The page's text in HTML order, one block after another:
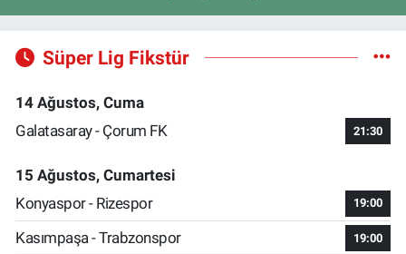
Süper Lig Fikstür
14 Ağustos, Cuma
Galatasaray - Çorum FK
21:30
15 Ağustos, Cumartesi
Konyaspor - Rizespor
19:00
Kasımpaşa - Trabzonspor 19:00